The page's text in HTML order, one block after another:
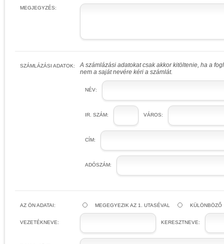
MEGJEGYZÉS:
SZÁMLÁZÁSI ADATOK:
A számlázási adatokat csak akkor kitöltenie, ha a
nem a saját nevére kéri a számlát.
NÉV:
IR. SZÁM: VÁROS:
CÍM:
ADÓSZÁM:
AZ ÖN ADATAI: MEGEGYEZIK AZ 1. UTASÉVAL KÜLÖNBÖZŐ
VEZETÉKNEVE: KERESZTNEVE: